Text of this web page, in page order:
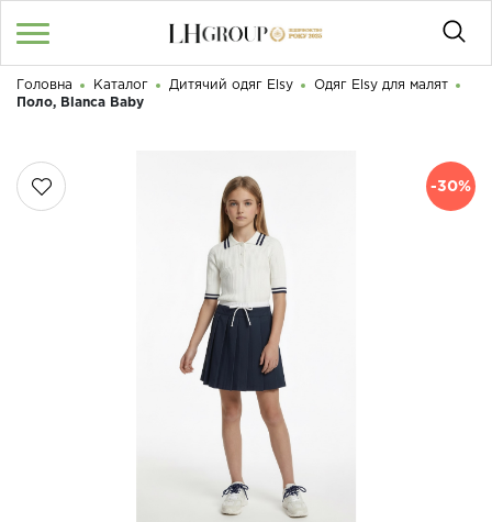
КАТАЛОГ
Графік роботи з 9:00 до 21:00
Доброго дня! Що Ви шукаєте?
Головна Каталог Дитячий одяг Elsy
Одяг Elsy для малят
Поло, Blanca Baby
-30%